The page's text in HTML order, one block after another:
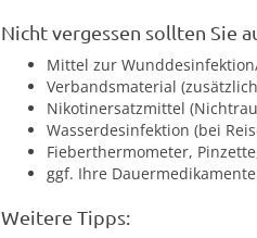
Nicht vergessen sollten Sie
Mittel zur
Verbandsmaterial
Nikotinersatzmittel
Wasserdesinfektion (bei
Fieberthermometer,
ggf. Ihre Dauermedikamente
Weitere Tipps: